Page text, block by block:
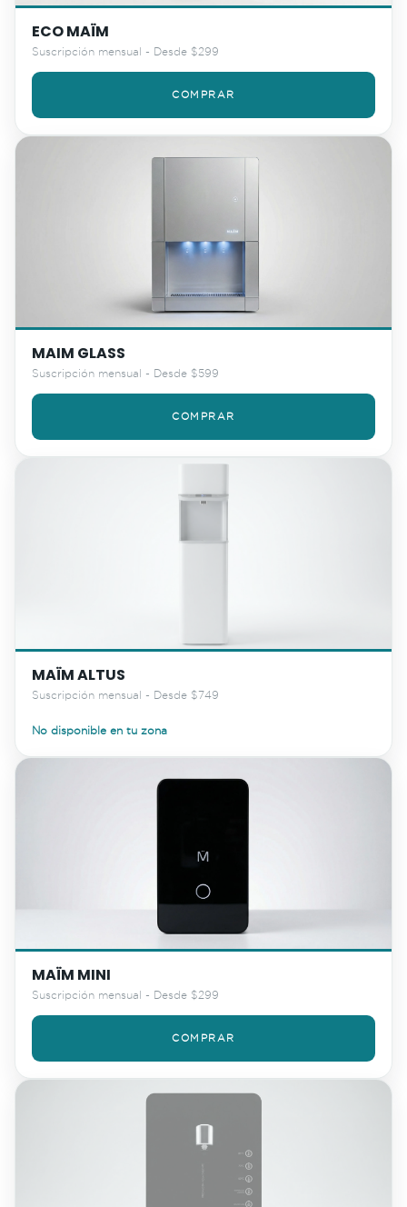
ECO MAÏM
Suscripción mensual - Desde $299
COMPRAR
MAIM GLASS
Suscripción mensual - Desde $599
COMPRAR
MAÏM ALTUS
Suscripción mensual - Desde $749
No disponible en tu zona
MAÏM MINI
Suscripción mensual - Desde $299
COMPRAR